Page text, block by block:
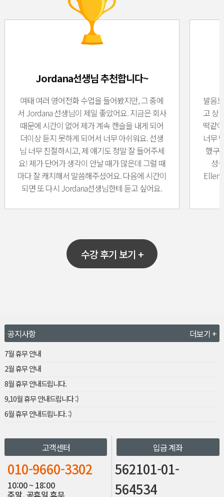
Jordana선생님 추천합니다~
여태 여러 영어전화 수업을 들어봤지만, 그 중에
서 Jordana 선생님이 제일 좋았어요. 지금은 회사
때문에 시간이 없어 제가 계속 캔슬을 내게 되어
더이상 듣지 못하게 되어서 너무 아쉬워요. 선생
님 너무 친절하시고, 제 얘기도 정말 잘 들어주세
요! 제가 단어가 생각이 안날 때가 많은데 그럴 때
마다 잘 캐치해서 말씀해주셨어요. 다음에 시간이
되면 또 다시 Jordana선생님한테 듣고 싶어요.
발음
고 상
떡같
너무
했구
성
Ellen
수강 후기 보기 +
공지사항 더보기 +
7월 휴무 안내
2월 휴무 안내
8월 휴무 안내드립니다.
9,10월 휴무 안내드립니다 :)
6월 휴무 안내드립니다. :)
고객센터
010-9660-3302
10:00 ~ 18:00
주말, 공휴일 휴무
입금 계좌
562101-01-
564534